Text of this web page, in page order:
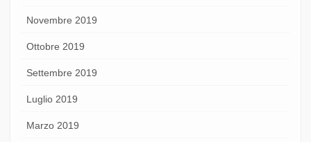
Novembre 2019
Ottobre 2019
Settembre 2019
Luglio 2019
Marzo 2019